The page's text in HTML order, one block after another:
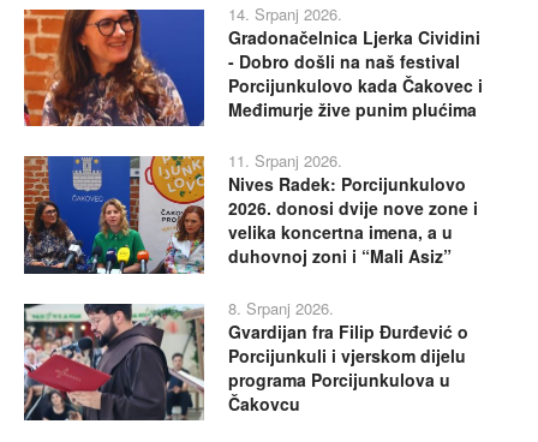
14. Srpanj 2026.
Gradonačelnica Ljerka Cividini
- Dobro došli na naš festival
Porcijunkulovo kada Čakovec i
Međimurje žive punim plućima
11. Srpanj 2026.
Nives Radek: Porcijunkulovo
2026. donosi dvije nove zone i
velika koncertna imena, a u
duhovnoj zoni i “Mali Asiz”
8. Srpanj 2026.
Gvardijan fra Filip Đurđević o
Porcijunkuli i vjerskom dijelu
programa Porcijunkulova u
Čakovcu